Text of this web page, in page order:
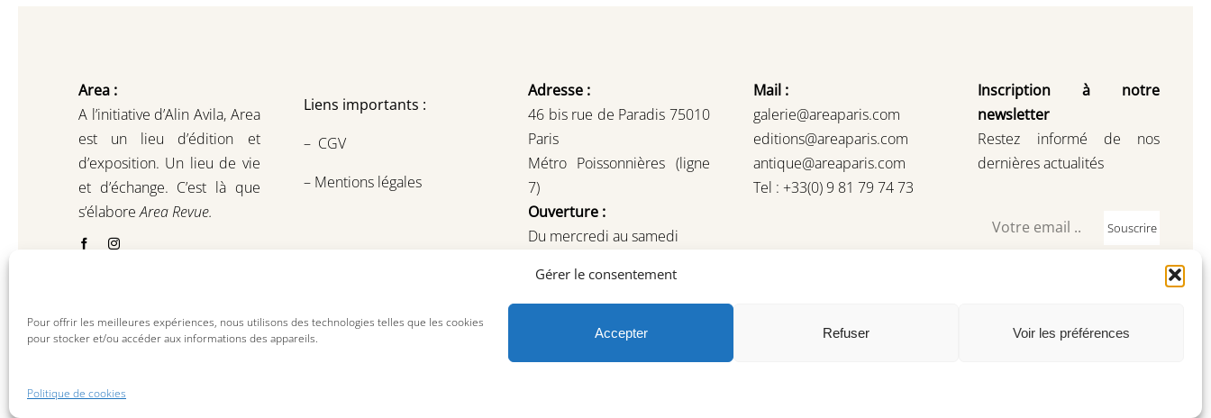
Gérer le consentement
Pour offrir les meilleures expériences, nous utilisons des technologies telles que les cookies
pour stocker et/ou accéder aux informations des appareils.
Accepter Refuser Voir les préférences
Politique de cookies
Area :
A l’initiative d’Alin Avila, Area
est un lieu d’édition et
d’exposition. Un lieu de vie
et d’échange. C’est là que
s’élaboreArea Revue.
Liens importants :
– CGV
–Mentions légales
Adresse :
46 bis rue de Paradis 75010
Paris
Métro Poissonnières (ligne
7)
Ouverture :
Du mercredi au samedi
ou sur rendez-vous
Mail :
galerie@areaparis.com
editions@areaparis.com
antique@areaparis.com
Tel : +33(0) 9 81 79 74 73
Inscription à notre
newsletter
Restez informé de nos
dernières actualités
Souscrire